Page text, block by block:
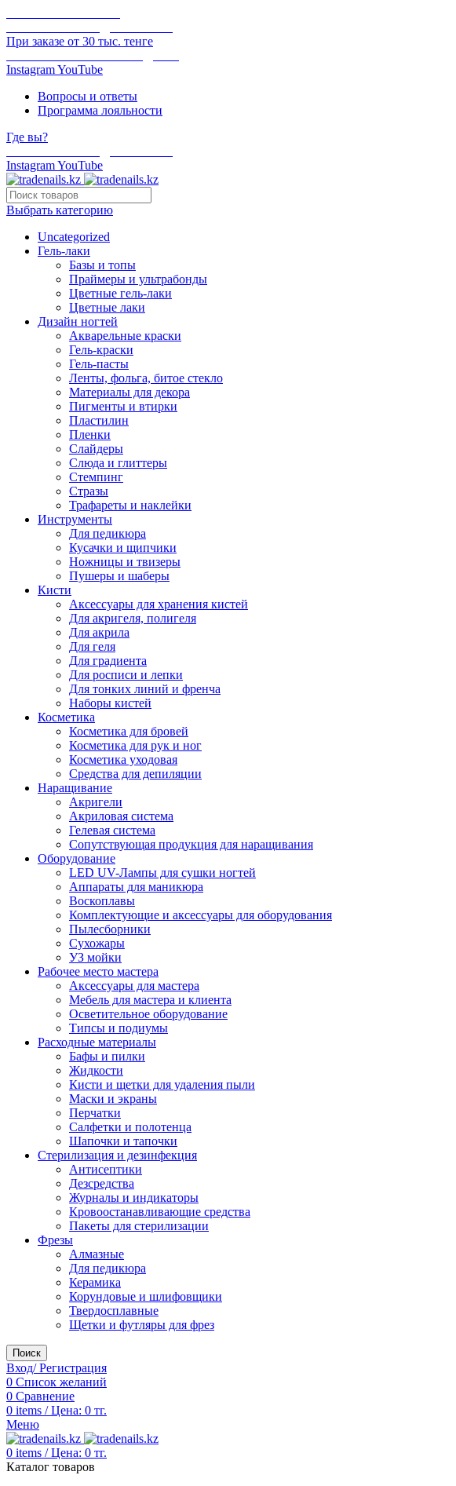
При заказе от 30 тыс. тенге
InstagramYouTube
Вопросы и ответы
Программа лояльности
Где вы?
InstagramYouTube
Выбрать категорию
Uncategorized
Гель-лаки
Базы и топы
Праймеры и ультрабонды
Цветные гель-лаки
Цветные лаки
Дизайн ногтей
Акварельные краски
Гель-краски
Гель-пасты
Ленты, фольга, битое стекло
Материалы для декора
Пигменты и втирки
Пластилин
Пленки
Слайдеры
Слюда и глиттеры
Стемпинг
Стразы
Трафареты и наклейки
Инструменты
Для педикюра
Кусачки и щипчики
Ножницы и твизеры
Пушеры и шаберы
Кисти
Аксессуары для хранения кистей
Для акригеля, полигеля
Для акрила
Для геля
Для градиента
Для росписи и лепки
Для тонких линий и френча
Наборы кистей
Косметика
Косметика для бровей
Косметика для рук и ног
Косметика уходовая
Средства для депиляции
Наращивание
Акригели
Акриловая система
Гелевая система
Сопутствующая продукция для наращивания
Оборудование
LED UV-Лампы для сушки ногтей
Аппараты для маникюра
Воскоплавы
Комплектующие и аксессуары для оборудования
Пылесборники
Сухожары
УЗ мойки
Рабочее место мастера
Аксессуары для мастера
Мебель для мастера и клиента
Осветительное оборудование
Типсы и подиумы
Расходные материалы
Бафы и пилки
Жидкости
Кисти и щетки для удаления пыли
Маски и экраны
Перчатки
Салфетки и полотенца
Шапочки и тапочки
Стерилизация и дезинфекция
Антисептики
Дезсредства
Журналы и индикаторы
Кровоостанавливающие средства
Пакеты для стерилизации
Фрезы
Алмазные
Для педикюра
Керамика
Корундовые и шлифовщики
Твердосплавные
Щетки и футляры для фрез
Поиск
Вход/ Регистрация
0 Список желаний
0 Сравнение
0 items / Цена: 0 тг.
Меню
0 items / Цена: 0 тг.
Каталог товаров